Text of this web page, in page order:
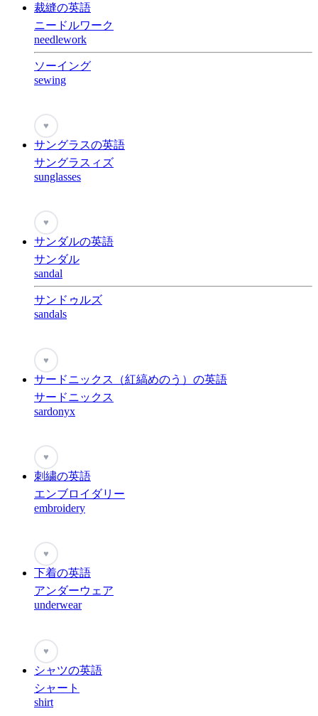
裁縫の英語
ニードルワーク
needlework
ソーイング
sewing
♥
サングラスの英語
サングラスィズ
sunglasses
♥
サンダルの英語
サンダル
sandal
サンドゥルズ
sandals
♥
サードニックス（紅縞めのう）の英語
サードニックス
sardonyx
♥
刺繍の英語
エンブロイダリー
embroidery
♥
下着の英語
アンダーウェア
underwear
♥
シャツの英語
シャート
shirt